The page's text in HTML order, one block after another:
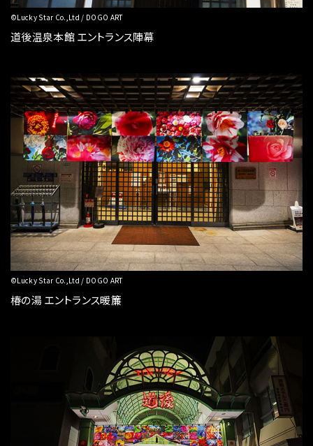
©Lucky Star Co.,Ltd / DOGO ART
道後温泉本館 エントランス陣幕
©Lucky Star Co.,Ltd / DOGO ART
椿の湯 エントランス暖簾